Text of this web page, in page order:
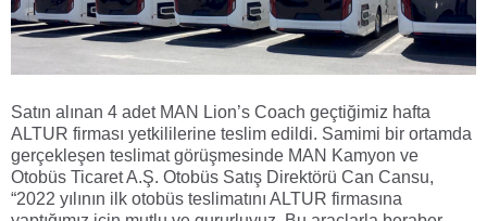
Satın alınan 4 adet MAN Lion’s Coach geçtiğimiz hafta
ALTUR firması yetkililerine teslim edildi. Samimi bir ortamda
gerçekleşen teslimat görüşmesinde MAN Kamyon ve
Otobüs Ticaret A.Ş. Otobüs Satış Direktörü Can Cansu,
“2022 yılının ilk otobüs teslimatını ALTUR firmasına